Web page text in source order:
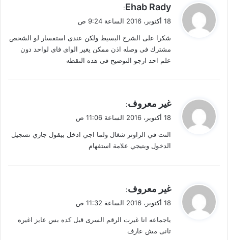
ي
ق
ل
Ehab Rady
:
18 أكتوبر، 2016 الساعة 9:24 ص
شكرا على الشرح البسيط ولكن عندى استفسار لو الشخص
مشترك فى وصله اذن ممكن يغير الواى فاى لواحد دون
علم احد ارجو التوضيح فى هذه النقطه
ي
ق
ل
غير معروف:
18 أكتوبر، 2016 الساعة 11:06 ص
النت في الراوتر شغال ولما اجي ادخل بيقول جاري تسجيل
الدخول وبتيجي علامة استفهام
ي
ق
ل
غير معروف:
18 أكتوبر، 2016 الساعة 11:32 ص
ياجماعه انا غيرت الرقم السرى قبل كده بس عايز اغيره
تانى مش عارف